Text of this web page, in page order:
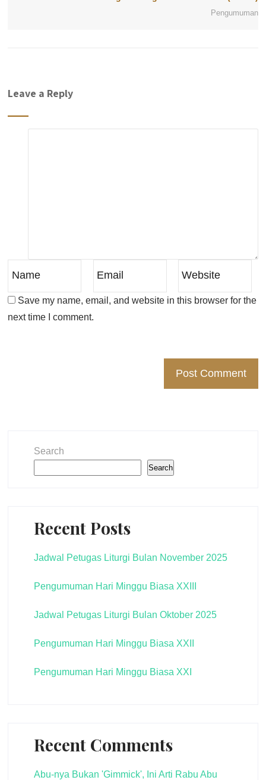
Pengumuman
Leave a Reply
Save my name, email, and website in this browser for the
next time I comment.
Search
Search
Recent Posts
Jadwal Petugas Liturgi Bulan November 2025
Pengumuman Hari Minggu Biasa XXIII
Jadwal Petugas Liturgi Bulan Oktober 2025
Pengumuman Hari Minggu Biasa XXII
Pengumuman Hari Minggu Biasa XXI
Recent Comments
Abu-nya Bukan 'Gimmick', Ini Arti Rabu Abu